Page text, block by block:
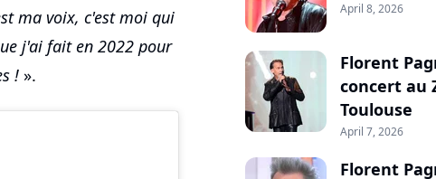
ma voix, c'est moi qui
j'ai fait en 2022 pour
! ».
April 8, 2026
Florent
concert au
Toulouse
April 7, 2026
Florent